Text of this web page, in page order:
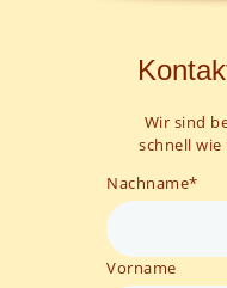
Wir sind
schnell
Nachname*
Vorname